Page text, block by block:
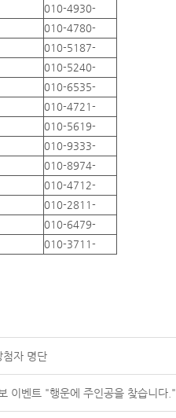
010-4930-
010-4780-
010-5187-
010-5240-
010-6535-
010-4721-
010-5619-
010-9333-
010-8974-
010-4712-
010-2811-
010-6479-
010-3711-
첨자 명단
이벤트 "행운에 주인공을 찾습니다."